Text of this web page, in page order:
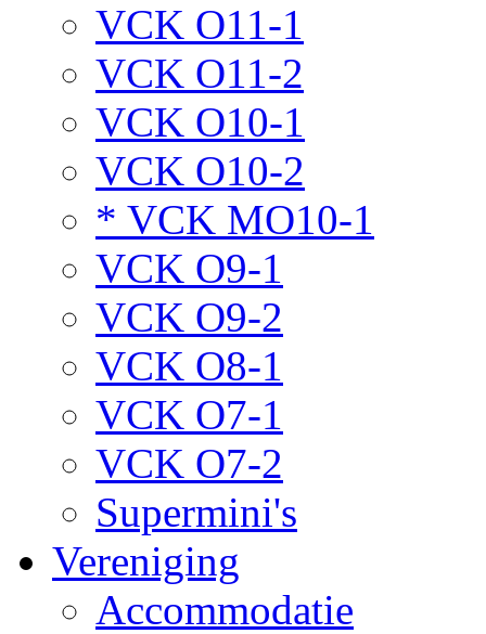
VCK O11-1
VCK O11-2
VCK O10-1
VCK O10-2
* VCK MO10-1
VCK O9-1
VCK O9-2
VCK O8-1
VCK O7-1
VCK O7-2
Supermini's
Vereniging
Accommodatie